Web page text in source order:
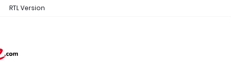
RTL Version